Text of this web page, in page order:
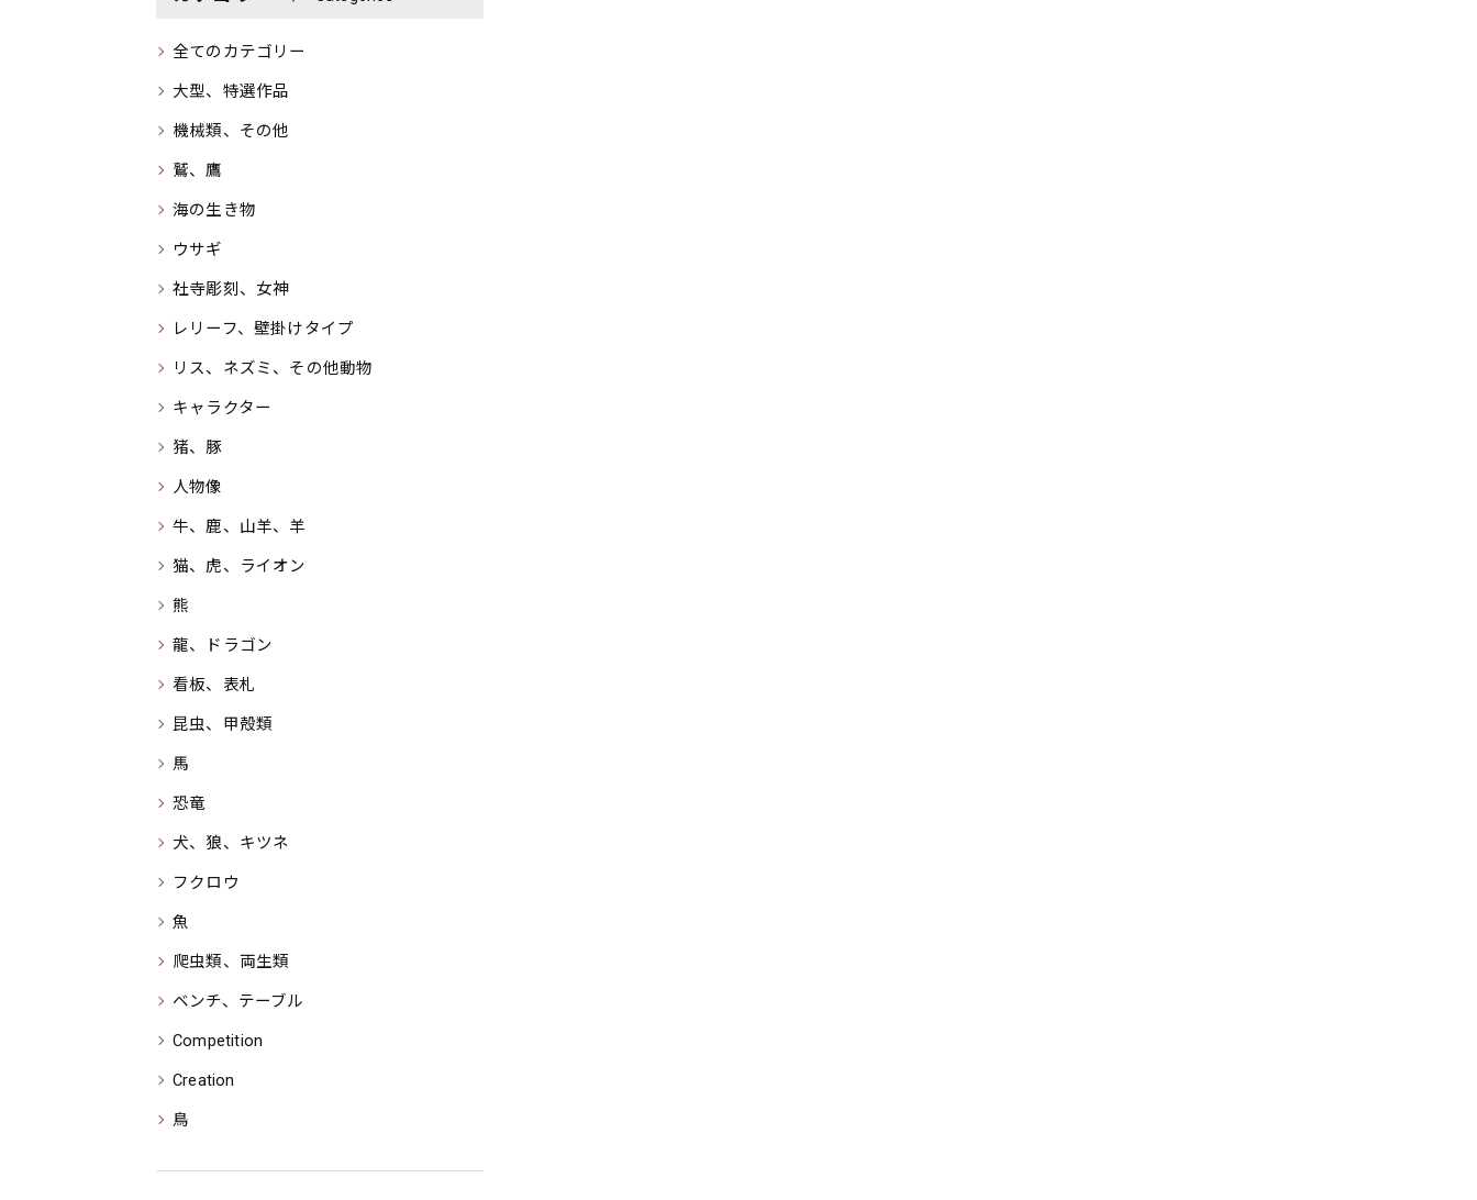
全てのカテゴリー
大型、特選作品
機械類、その他
鷲、鷹
海の生き物
ウサギ
社寺彫刻、女神
レリーフ、壁掛けタイプ
リス、ネズミ、その他動物
キャラクター
猪、豚
人物像
牛、鹿、山羊、羊
猫、虎、ライオン
熊
龍、ドラゴン
看板、表札
昆虫、甲殻類
馬
恐竜
犬、狼、キツネ
フクロウ
魚
爬虫類、両生類
ベンチ、テーブル
Competition
Creation
鳥